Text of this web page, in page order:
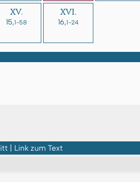
XV.
15,1-58
XVI.
16,1-24
| Link zum Text